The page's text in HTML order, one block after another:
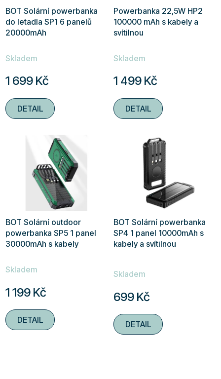
BOT Solární powerbanka
do letadla SP1 6 panelů
20000mAh
hodnocení
je
4,5
z
Skladem
1 699 Kč
DETAIL
Powerbanka 22,5W HP2
100000 mAh s kabely a
svítilnou
hodnocení
je
4,9
z
hvězdiček.
Skladem
1 499 Kč
DETAIL
BOT Solární outdoor
powerbanka SP5 1 panel
30000mAh s kabely
hodnocení
je
5,0
z
Skladem
1 199 Kč
DETAIL
BOT Solární powerbanka
SP4 1 panel 10000mAh s
kabely a svítilnou
Skladem
699 Kč
DETAIL